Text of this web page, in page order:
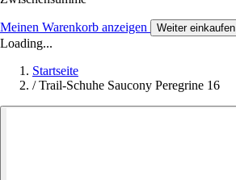
Meinen Warenkorb anzeigen Weiter einkaufen
Loading...
Startseite
/ Trail-Schuhe Saucony Peregrine 16